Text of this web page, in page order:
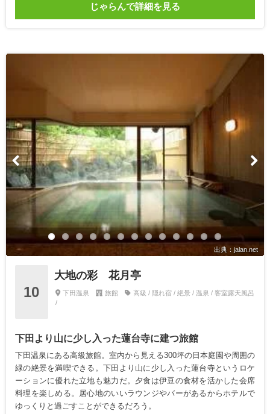
じゃらんで詳細を見る
出典：jalan.net
10
大地の彩 花月亭
下田温泉 旅館
高級 / 隠れ宿 / 絶景 / 温泉 / 客室露天風呂
/
下田より山に少し入った蓮台寺に建つ旅館
下田温泉にある高級旅館。室内から見える300坪の日本庭園や周囲の
緑の絶景を満喫できる。下田より山に少し入った蓮台寺というロケ
ーションに優れた立地も魅力だ。夕食は伊豆の食材を活かした会席
料理を楽しめる。居心地のいいラウンジやバーがあるからホテルで
ゆっくりと過ごすことができるだろう。